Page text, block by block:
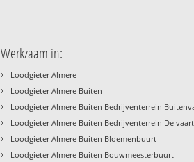
Werkzaam in:
› Loodgieter Almere
› Loodgieter Almere Buiten
› Loodgieter Almere Buiten Bedrijventerrein
› Loodgieter Almere Buiten Bedrijventerrein De vaart
› Loodgieter Almere Buiten Bloemenbuurt
› Loodgieter Almere Buiten Bouwmeesterbuurt